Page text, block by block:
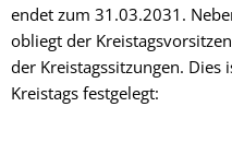
endet zum 31.03.2031.
obliegt der
der Kreistagssitzungen. Dies
Kreistags festgelegt: